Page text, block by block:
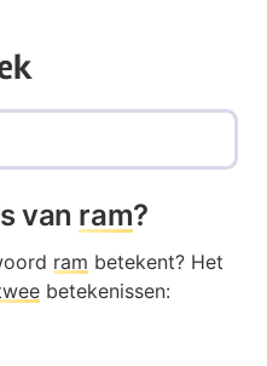
van ram?
ram betekent? Het
betekenissen: